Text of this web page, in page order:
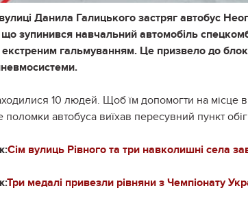
Данила Галицького застряг автобус
зупинився навчальний автомобіль
екстреним гальмуванням. Це призвело до
10 людей. Щоб їм допомогти на місце
поломки автобуса виїхав пересувний пункт
Сім вулиць Рівного та три навколишні села
Три медалі привезли рівняни з Чемпіонату